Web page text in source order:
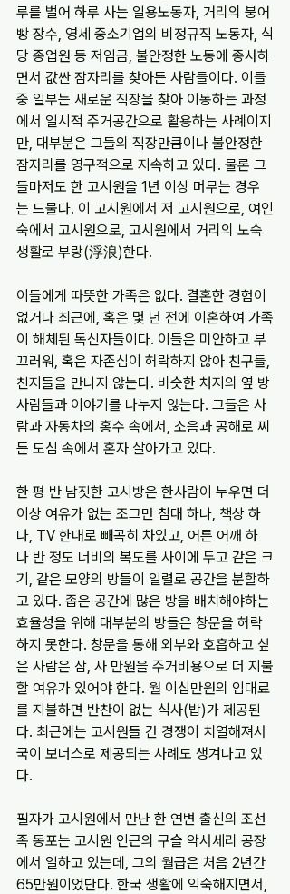
루를 벌어 하루 사는 일용노동자, 거리의 붕어
빵 장수, 영세 중소기업의 비정규직 노동자, 식
당 종업원 등 저임금, 불안정한 노동에 종사하
면서 값싼 잠자리를 찾아든 사람들이다. 이들
중 일부는 새로운 직장을 찾아 이동하는 과정
에서 일시적 주거공간으로 활용하는 사례이지
만, 대부분은 그들의 직장만큼이나 불안정한
잠자리를 영구적으로 지속하고 있다. 물론 그
들마저도 한 고시원을 1년 이상 머무는 경우
는 드물다. 이 고시원에서 저 고시원으로, 여인
숙에서 고시원으로, 고시원에서 거리의 노숙
생활로 부랑(浮浪)한다.
이들에게 따뜻한 가족은 없다. 결혼한 경험이
없거나 최근에, 혹은 몇 년 전에 이혼하여 가족
이 해체된 독신자들이다. 이들은 미안하고 부
끄러워, 혹은 자존심이 허락하지 않아 친구들,
친지들을 만나지 않는다. 비슷한 처지의 옆 방
사람들과 이야기를 나누지 않는다. 그들은 사
람과 자동차의 홍수 속에서, 소음과 공해로 찌
든 도심 속에서 혼자 살아가고 있다.
한 평 반 남짓한 고시방은 한사람이 누우면 더
이상 여유가 없는 조그만 침대 하나, 책상 하
나, TV 한대로 빼곡히 차있고, 어른 어깨 하
나 반 정도 너비의 복도를 사이에 두고 같은 크
기, 같은 모양의 방들이 일렬로 공간을 분할하
고 있다. 좁은 공간에 많은 방을 배치해야하는
효율성을 위해 대부분의 방들은 창문을 허락
하지 못한다. 창문을 통해 외부와 호흡하고 싶
은 사람은 삼, 사 만원을 주거비용으로 더 지불
할 여유가 있어야 한다. 월 이십만원의 임대료
를 지불하면 반찬이 없는 식사(밥)가 제공된
다. 최근에는 고시원들 간 경쟁이 치열해져서
국이 보너스로 제공되는 사례도 생겨나고 있
다.
필자가 고시원에서 만난 한 연변 출신의 조선
족 동포는 고시원 인근의 구슬 악서세리 공장
에서 일하고 있는데, 그의 월급은 처음 2년간
65만원이었단다. 한국 생활에 익숙해지면서,